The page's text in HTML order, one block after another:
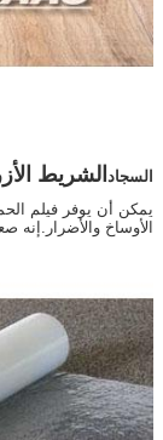
السجاد الشريط
يمكن أن يوفر فيلم
الأوساخ والأضرار.إنه